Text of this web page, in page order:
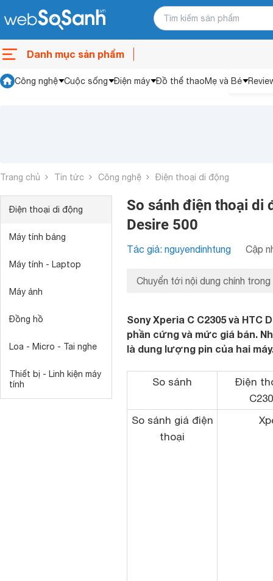
Danh mục sản phẩm
Công nghệ Cuộc sống Điện máy Đồ thể thaoMẹ và Bé
Trang chủ Tin tức Công nghệ Điện thoại di động
Điện thoại di động
Máy tính bảng
Máy tính - Laptop
Máy ảnh
Đồng hồ
Loa - Micro - Tai nghe
Thiết bị - Linh kiện máy
tính
So sánh điện thoại di
Desire 500
Tác giả: nguyendinhtung Cập
Chuyển tới nội dung chính trong
Sony Xperia C C2305 và
phần cứng và mức giá bán.
là dung lượng pin của hai
So sánh
Điện
So sánh giá điện
thoại